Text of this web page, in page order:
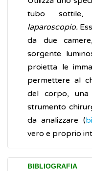
tubo sottile,
laparoscopio.
da due
sorgente
proietta le
permettere al
del corpo,
strumento
da analizzare (
vero e proprio
BIBLIOGRAFIA